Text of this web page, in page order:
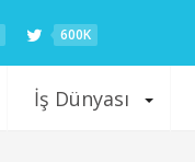
600K
İş Dünyası